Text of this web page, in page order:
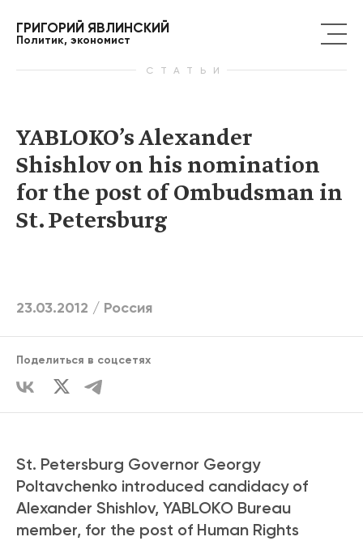
ГРИГОРИЙ ЯВЛИНСКИЙ
Политик, экономист
СТАТЬИ
YABLOKO’s Alexander
Shishlov on his nomination
for the post of Ombudsman in
St. Petersburg
23.03.2012 / Россия
Поделиться в соцсетях
St. Petersburg Governor Georgy
Poltavchenko introduced candidacy of
Alexander Shishlov, YABLOKO Bureau
member, for the post of Human Rights